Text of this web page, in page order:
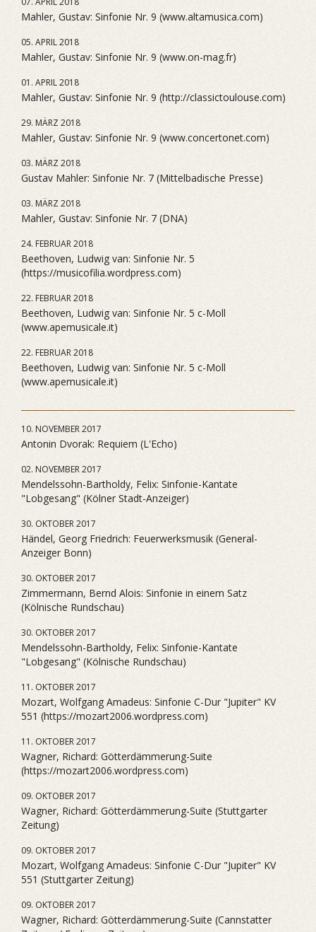
Mahler, Gustav: Sinfonie Nr. 9 (www.altamusica.com)
05. APRIL 2018
Mahler, Gustav: Sinfonie Nr. 9 (www.on-mag.fr)
01. APRIL 2018
Mahler, Gustav: Sinfonie Nr. 9 (http://classictoulouse.com)
29. MÄRZ 2018
Mahler, Gustav: Sinfonie Nr. 9 (www.concertonet.com)
03. MÄRZ 2018
Gustav Mahler: Sinfonie Nr. 7 (Mittelbadische Presse)
03. MÄRZ 2018
Mahler, Gustav: Sinfonie Nr. 7 (DNA)
24. FEBRUAR 2018
Beethoven, Ludwig van: Sinfonie Nr. 5
(https://musicofilia.wordpress.com)
22. FEBRUAR 2018
Beethoven, Ludwig van: Sinfonie Nr. 5 c-Moll
(www.apemusicale.it)
22. FEBRUAR 2018
Beethoven, Ludwig van: Sinfonie Nr. 5 c-Moll
(www.apemusicale.it)
10. NOVEMBER 2017
Antonin Dvorak: Requiem (L'Echo)
02. NOVEMBER 2017
Mendelssohn-Bartholdy, Felix: Sinfonie-Kantate
"Lobgesang" (Kölner Stadt-Anzeiger)
30. OKTOBER 2017
Händel, Georg Friedrich: Feuerwerksmusik (General-
Anzeiger Bonn)
30. OKTOBER 2017
Zimmermann, Bernd Alois: Sinfonie in einem Satz
(Kölnische Rundschau)
30. OKTOBER 2017
Mendelssohn-Bartholdy, Felix: Sinfonie-Kantate
"Lobgesang" (Kölnische Rundschau)
11. OKTOBER 2017
Mozart, Wolfgang Amadeus: Sinfonie C-Dur "Jupiter" KV
551 (https://mozart2006.wordpress.com)
11. OKTOBER 2017
Wagner, Richard: Götterdämmerung-Suite
(https://mozart2006.wordpress.com)
09. OKTOBER 2017
Wagner, Richard: Götterdämmerung-Suite (Stuttgarter
Zeitung)
09. OKTOBER 2017
Mozart, Wolfgang Amadeus: Sinfonie C-Dur "Jupiter" KV
551 (Stuttgarter Zeitung)
09. OKTOBER 2017
Wagner, Richard: Götterdämmerung-Suite (Cannstatter